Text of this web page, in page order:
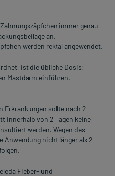
immer genau
an.
werden rektal angewendet.
ist die übliche Dosis:
Mastdarm einführen.
Erkrankungen sollte nach 2
innerhalb von 2 Tagen keine
werden. Wegen des
Anwendung nicht länger als 2
Fieber- und